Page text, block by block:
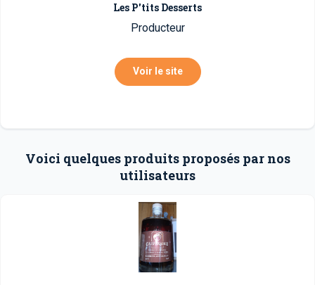
Les P'tits Desserts
Producteur
Voir le site
Voici quelques produits proposés par nos
utilisateurs